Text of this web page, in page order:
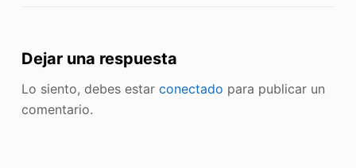
Dejar una respuesta
Lo siento, debes estar conectado para publicar un
comentario.